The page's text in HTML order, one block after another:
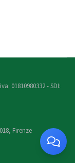
01810980332 - SDI:
Firenze